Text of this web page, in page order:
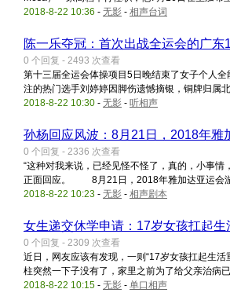
2018-8-22 10:36 - 无影 - 相声台词
陈一乐夺冠：首次出战全运会的广
0 个回复 - 2493 次查看
第十三届全运会体操项目5日晚结束了女子个人
注的热门选手刘婷婷因脚伤遗憾摘银，铜牌归
2018-8-22 10:30 - 无影 - 听相声
孙杨回应风波：8月21日，2018年
0 个回复 - 2336 次查看
“这种对我来说，已经见怪不怪了，真的，小事情
正面回应。 8月21日，2018年雅加达亚运会
2018-8-22 10:23 - 无影 - 相声剧本
女生递交休学申请：17岁女孩扛起
0 个回复 - 2309 次查看
近日，网友应该有发现，一则“17岁女孩扛起生
柱突然一下子没有了，家里之前为了给父亲治病
2018-8-22 10:15 - 无影 - 单口相声